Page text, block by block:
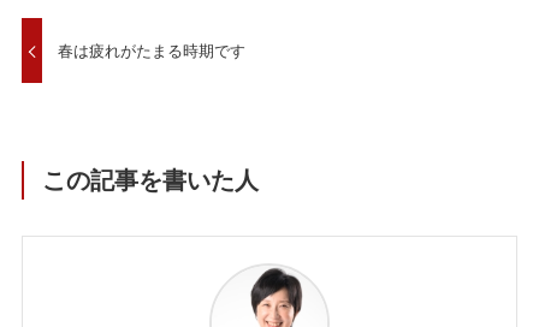
春は疲れがたまる時期です
この記事を書いた人